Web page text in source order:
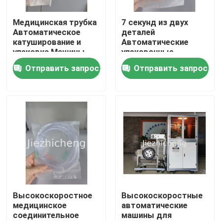
О нас
Экскурсия по заводу
Свяжитесь с нами
Запросите цитату
Машины упаковки медицинской службы
Медицинское оборудование делая машину
Медицинская трубка
Автоматическое
катуширование и
упаковка Машины
всасывания
соединительное
трубка обмотка и
оборудование
Отправить запрос
7 секунд из двух
деталей
Автоматические
упаковочные
машины для
медицинской трубки
Автоматическая
уплотнительное
оборудование
BYG002
Отправить запрос
Высокоскоростное
медицинское
соединительное
Высокоскоростные
автоматические
машины для